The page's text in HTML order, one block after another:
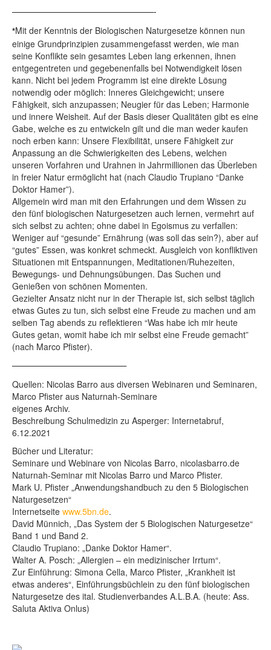
——————————————————-
*Mit der Kenntnis der Biologischen Naturgesetze können nun
einige Grundprinzipien zusammengefasst werden, wie man
seine Konﬂikte sein gesamtes Leben lang erkennen, ihnen
entgegentreten und gegebenenfalls bei Notwendigkeit lösen
kann. Nicht bei jedem Programm ist eine direkte Lösung
notwendig oder möglich: Inneres Gleichgewicht; unsere
Fähigkeit, sich anzupassen; Neugier für das Leben; Harmonie
und innere Weisheit. Auf der Basis dieser Qualitäten gibt es eine
Gabe, welche es zu entwickeln gilt und die man weder kaufen
noch erben kann: Unsere Flexibilität, unsere Fähigkeit zur
Anpassung an die Schwierigkeiten des Lebens, welchen
unseren Vorfahren und Urahnen in Jahrmillionen das Überleben
in freier Natur ermöglicht hat (nach Claudio Trupiano “Danke
Doktor Hamer”).
Allgemein wird man mit den Erfahrungen und dem Wissen zu
den fünf biologischen Naturgesetzen auch lernen, vermehrt auf
sich selbst zu achten; ohne dabei in Egoismus zu verfallen:
Weniger auf “gesunde” Ernährung (was soll das sein?), aber auf
“gutes” Essen, was konkret schmeckt. Ausgleich von konfliktiven
Situationen mit Entspannungen, Meditationen/Ruhezeiten,
Bewegungs- und Dehnungsübungen. Das Suchen und
Genießen von schönen Momenten.
Gezielter Ansatz nicht nur in der Therapie ist, sich selbst täglich
etwas Gutes zu tun, sich selbst eine Freude zu machen und am
selben Tag abends zu reflektieren “Was habe ich mir heute
Gutes getan, womit habe ich mir selbst eine Freude gemacht”
(nach Marco Pfister).
——————————————–
Quellen: Nicolas Barro aus diversen Webinaren und Seminaren,
Marco Pfister aus Naturnah-Seminare
eigenes Archiv.
Beschreibung Schulmedizin zu Asperger: Internetabruf,
6.12.2021
Bücher und Literatur:
Seminare und Webinare von Nicolas Barro, nicolasbarro.de
Naturnah-Seminar mit Nicolas Barro und Marco Pfister.
Mark U. Pfister „Anwendungshandbuch zu den 5 Biologischen
Naturgesetzen“
Internetseite www.5bn.de.
David Münnich, „Das System der 5 Biologischen Naturgesetze“
Band 1 und Band 2.
Claudio Trupiano: „Danke Doktor Hamer“.
Walter A. Posch: „Allergien – ein medizinischer Irrtum“.
Zur Einführung: Simona Cella, Marco Pfister, „Krankheit ist
etwas anderes“, Einführungsbüchlein zu den fünf biologischen
Naturgesetze des ital. Studienverbandes A.L.B.A. (heute: Ass.
Saluta Aktiva Onlus)